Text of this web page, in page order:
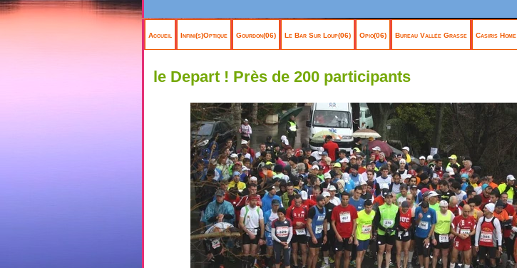
Accueil Infini(s)Optique Gourdon(06) Le Bar Sur Loup(06) Opio(06) Bureau Vallée Grasse Casiris Home
le Depart ! Près de 200 participants